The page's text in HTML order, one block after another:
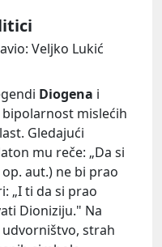
Veljko Lukić
Diogena i
mislećih
Gledajući
mu reče: „Da si
aut.) ne bi prao
„I ti da si prao
Dioniziju." Na
strah